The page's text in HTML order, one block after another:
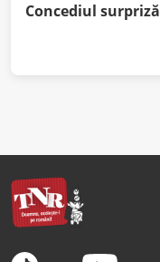
Concediul surpriză